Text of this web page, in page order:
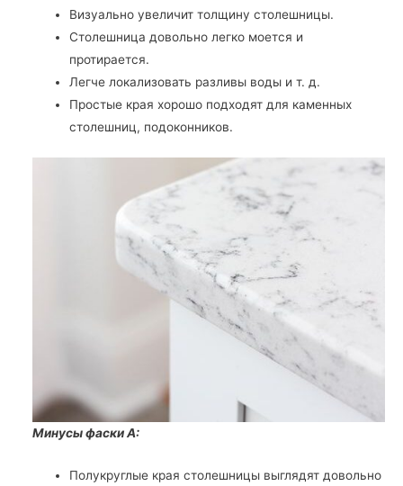
Визуально увеличит толщину столешницы.
Столешница довольно легко моется и
протирается.
Легче локализовать разливы воды и т. д.
Простые края хорошо подходят для каменных
столешниц, подоконников.
Минусы фаски А:
Полукруглые края столешницы выглядят довольно